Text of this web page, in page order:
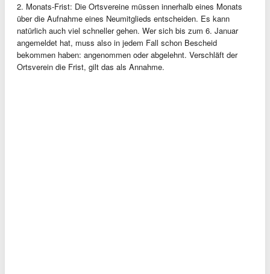
2. Monats-Frist: Die Ortsvereine müssen innerhalb eines Monats
über die Aufnahme eines Neumitglieds entscheiden. Es kann
natürlich auch viel schneller gehen. Wer sich bis zum 6. Januar
angemeldet hat, muss also in jedem Fall schon Bescheid
bekommen haben: angenommen oder abgelehnt. Verschläft der
Ortsverein die Frist, gilt das als Annahme.